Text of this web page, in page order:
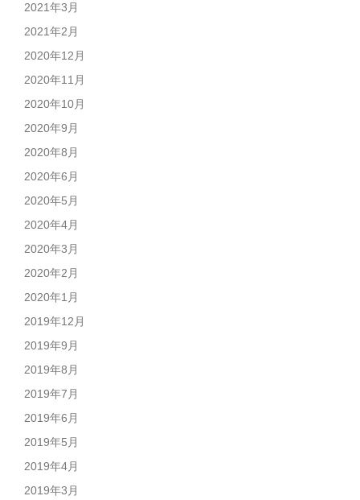
2021年3月
2021年2月
2020年12月
2020年11月
2020年10月
2020年9月
2020年8月
2020年6月
2020年5月
2020年4月
2020年3月
2020年2月
2020年1月
2019年12月
2019年9月
2019年8月
2019年7月
2019年6月
2019年5月
2019年4月
2019年3月